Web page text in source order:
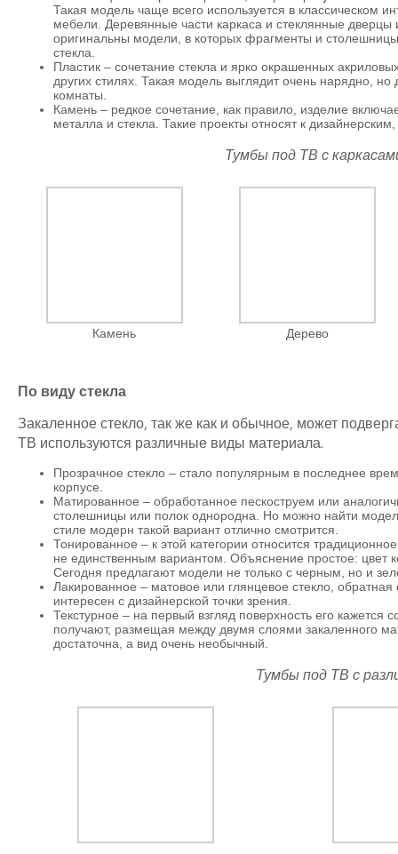
Такая модель чаще всего используется в классическом
мебели. Деревянные части каркаса и стеклянные
оригинальны модели, в которых фрагменты и
стекла.
Пластик – сочетание стекла и ярко окрашенных
других стилях. Такая модель выглядит очень нарядно,
комнаты.
Камень – редкое сочетание, как правило, изделие
металла и стекла. Такие проекты относят к
Тумбы под ТВ с
Камень Дерево
По виду стекла
Закаленное стекло, так же как и обычное, может
ТВ используются различные виды материала.
Прозрачное стекло – стало популярным в последнее
корпусе.
Матированное – обработанное пескоструем или
столешницы или полок однородна. Но можно найти
стиле модерн такой вариант отлично смотрится.
Тонированное – к этой категории относится
не единственным вариантом. Объяснение простое: цвет
Сегодня предлагают модели не только с черным, но и
Лакированное – матовое или глянцевое стекло,
интересен с дизайнерской точки зрения.
Текстурное – на первый взгляд поверхность его
получают, размещая между двумя слоями закаленного
достаточна, а вид очень необычный.
Тумбы под ТВ с